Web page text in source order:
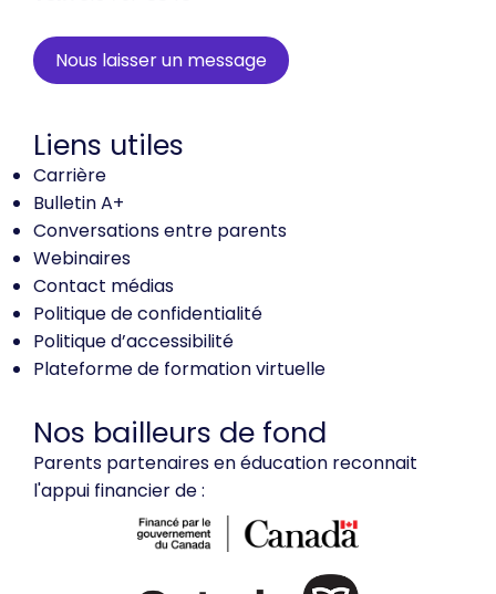
Nous laisser un message
Liens utiles
Carrière
Bulletin A+
Conversations entre parents
Webinaires
Contact médias
Politique de confidentialité
Politique d’accessibilité
Plateforme de formation virtuelle
Nos bailleurs de fond
Parents partenaires en éducation reconnait
l'appui financier de :